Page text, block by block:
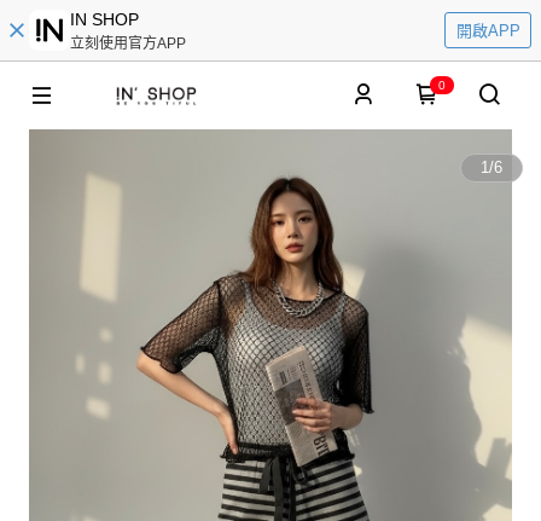
IN SHOP
立刻使用官方APP
開啟APP
0
1/6